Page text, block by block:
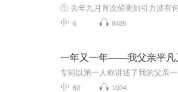
6 8485
一年又一年——我父亲平凡
60 1004